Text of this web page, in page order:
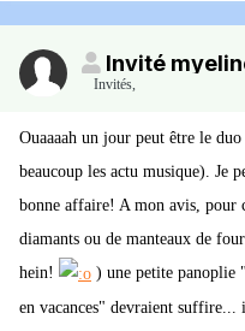
Invité
Invités,
Ouaaaah un jour peut être le
beaucoup les actu musique). Je
bonne affaire! A mon avis, pour
diamants ou de manteaux de
hein!
) une petite panoplie
en vacances" devraient